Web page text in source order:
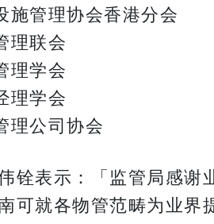
施管理协会香港分会
理联会
理学会
理学会
理公司协会
铨表示：「监管局感
可就各物管范畴为业界